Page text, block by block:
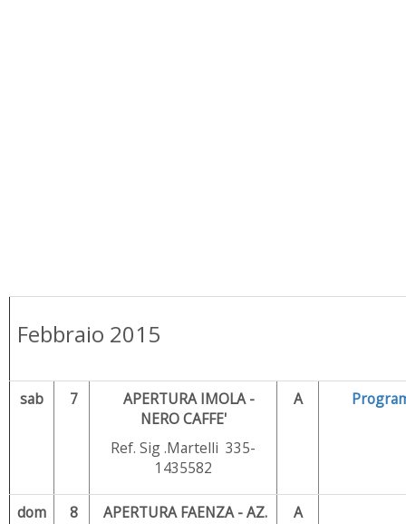
Febbraio 2015
sab 7
APERTURA IMOLA -
NERO CAFFE'
Ref. Sig .Martelli 335-
1435582
A
dom 8
APERTURA FAENZA - AZ.
A